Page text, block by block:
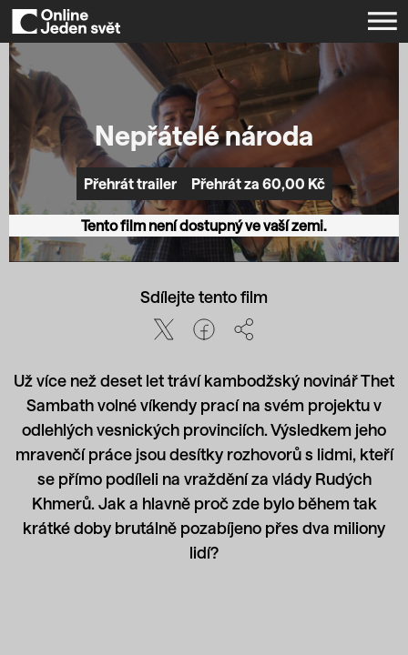
Nepřátelé národa
Přehrát trailer Přehrát za 60,00 Kč
Tento film není dostupný ve vaší zemi.
Sdílejte tento film
Už více než deset let tráví kambodž­ský novinář Thet
Sambath volné víkendy prací na svém projektu v
odlehlých vesnických provinciích. Výsledkem jeho
mravenčí práce jsou desítky rozhovorů s lidmi, kteří
se přímo podíleli na vraždění za vlády Rudých
Khmerů. Jak a hlavně proč zde bylo během tak
krátké doby brutálně pozabíjeno přes dva miliony
lidí?